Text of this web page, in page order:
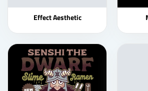
Effect Aesthetic